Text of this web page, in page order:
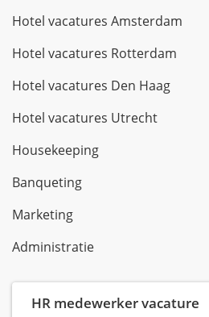
Hotel vacatures Amsterdam
Hotel vacatures Rotterdam
Hotel vacatures Den Haag
Hotel vacatures Utrecht
Housekeeping
Banqueting
Marketing
Administratie
HR medewerker vacature